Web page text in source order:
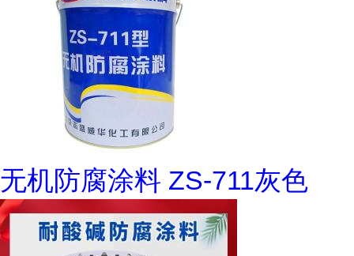
无机防腐涂料 ZS-711灰色